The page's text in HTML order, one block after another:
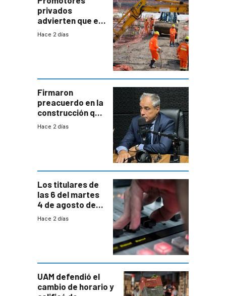
privados
advierten que el
nuevo convenio
a revisar
proyectos
Hace 2 días
Firmaron
preacuerdo en la
construcción que
comprende
Hace 2 días
Los titulares de
las 6 del martes
4 de agosto de
2026
Hace 2 días
UAM defendió el
cambio de horario y